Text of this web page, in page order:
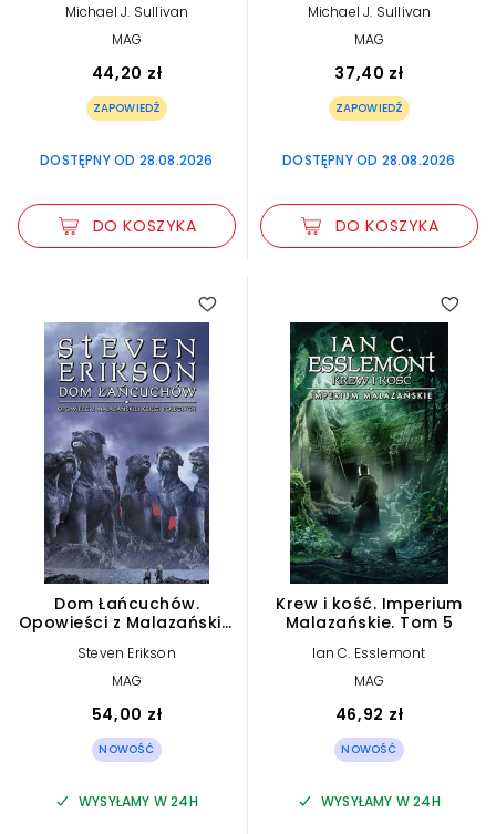
Michael J. Sullivan
MAG
44,20 zł
ZAPOWIEDŹ
DOSTĘPNY OD 28.08.2026
DO KOSZYKA
Michael J. Sullivan
MAG
37,40 zł
ZAPOWIEDŹ
DOSTĘPNY OD 28.08.2026
DO KOSZYKA
Dom Łańcuchów.
Opowieści z Malazańskiej
Steven Erikson
MAG
54,00 zł
NOWOŚĆ
WYSYŁAMY W 24H
Krew i kość. Imperium
Malazańskie. Tom 5
Ian C. Esslemont
MAG
46,92 zł
NOWOŚĆ
WYSYŁAMY W 24H